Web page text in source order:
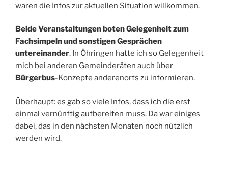
waren die Infos zur aktuellen Situation willkommen.
Beide Veranstaltungen boten Gelegenheit zum
Fachsimpeln und sonstigen Gesprächen
untereinander. In Öhringen hatte ich so Gelegenheit
mich bei anderen Gemeinderäten auch über
Bürgerbus-Konzepte anderenorts zu informieren.
Überhaupt: es gab so viele Infos, dass ich die erst
einmal vernünftig aufbereiten muss. Da war einiges
dabei, das in den nächsten Monaten noch nützlich
werden wird.